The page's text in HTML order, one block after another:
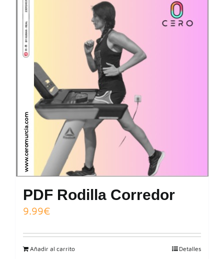
PDF Rodilla Corredor
9.99€
Añadir al carrito Detalles